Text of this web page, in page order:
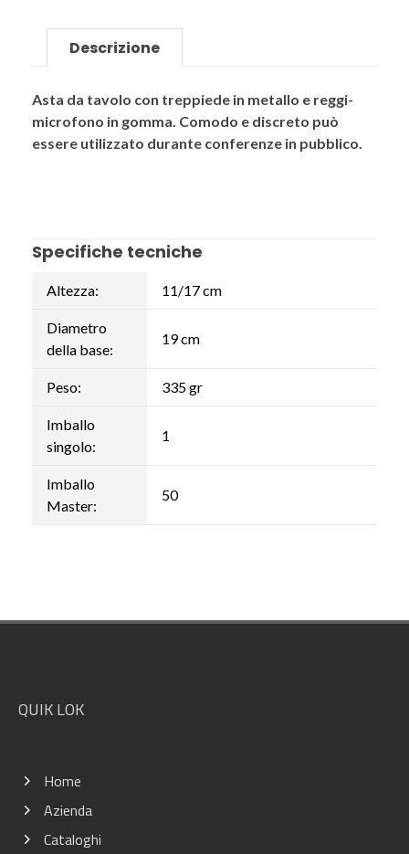
Descrizione
Asta da tavolo con treppiede in metallo e reggi-
microfono in gomma. Comodo e discreto può
essere utilizzato durante conferenze in pubblico.
Specifiche tecniche
Altezza: 11/17 cm
Diametro
della base:
19 cm
Peso: 335 gr
Imballo
singolo:
1
Imballo
Master:
50
QUIK LOK
Home
Azienda
Cataloghi